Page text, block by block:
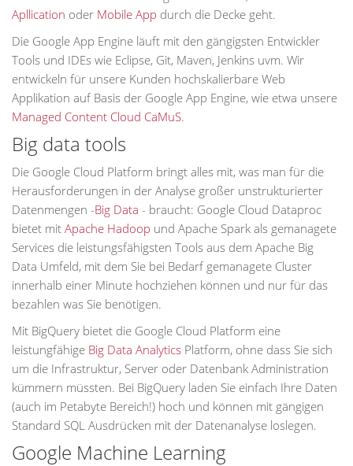
Apllication oder Mobile App durch die Decke geht.
Die Google App Engine läuft mit den gängigsten Entwickler
Tools und IDEs wie Eclipse, Git, Maven, Jenkins uvm. Wir
entwickeln für unsere Kunden hochskalierbare Web
Applikation auf Basis der Google App Engine, wie etwa unsere
Managed Content Cloud CaMuS.
Big data tools
Die Google Cloud Platform bringt alles mit, was man für die
Herausforderungen in der Analyse großer unstrukturierter
Datenmengen -Big Data - braucht: Google Cloud Dataproc
bietet mit Apache Hadoop und Apache Spark als gemanagete
Services die leistungsfähigsten Tools aus dem Apache Big
Data Umfeld, mit dem Sie bei Bedarf gemanagete Cluster
innerhalb einer Minute hochziehen können und nur für das
bezahlen was Sie benötigen.
Mit BigQuery bietet die Google Cloud Platform eine
leistungfähige Big Data Analytics Platform, ohne dass Sie sich
um die Infrastruktur, Server oder Datenbank Administration
kümmern müssten. Bei BigQuery laden Sie einfach Ihre Daten
(auch im Petabyte Bereich!) hoch und können mit gängigen
Standard SQL Ausdrücken mit der Datenanalyse loslegen.
Google Machine Learning